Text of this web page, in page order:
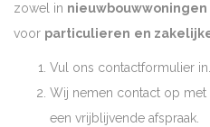
zowel in nieuwbouwwoningen
voor particulieren en
Vul ons contactformulier in.
Wij nemen contact op
een vrijblijvende afspraak.